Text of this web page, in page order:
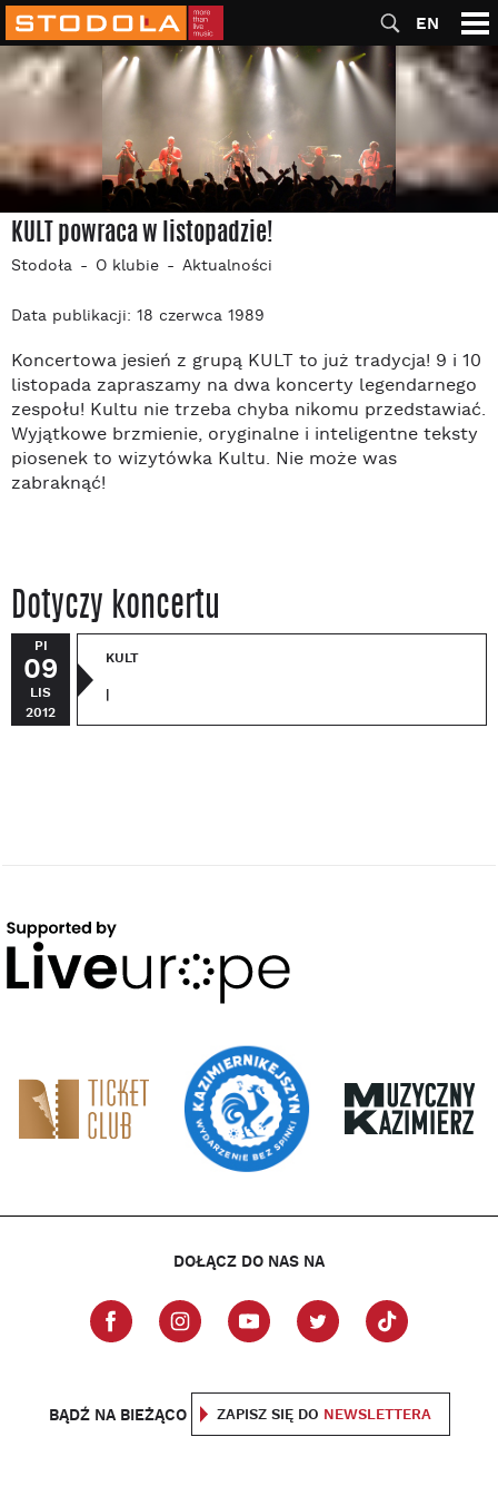
EN
KULT powraca w listopadzie!
Stodoła O klubie Aktualności
Data publikacji: 18 czerwca 1989
Koncertowa jesień z grupą KULT to już tradycja! 9 i 10
listopada zapraszamy na dwa koncerty legendarnego
zespołu! Kultu nie trzeba chyba nikomu przedstawiać.
Wyjątkowe brzmienie, oryginalne i inteligentne teksty
piosenek to wizytówka Kultu. Nie może was
zabraknąć!
Dotyczy koncertu
PI
09
LIS
2012
KULT
DOŁĄCZ DO NAS NA
BĄDŹ NA BIEŻĄCO ZAPISZ SIĘ DO NEWSLETTERA